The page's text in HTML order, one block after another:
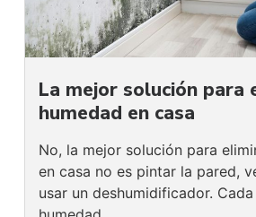
La mejor solución para
humedad en casa
No, la mejor solución para
en casa no es pintar la pared,
usar un deshumidificador.